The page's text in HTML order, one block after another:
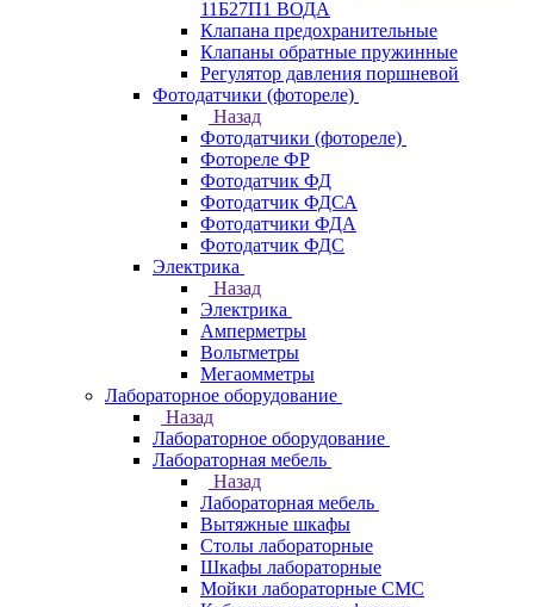
11Б27П1 ВОДА
Клапана предохранительные
Клапаны обратные пружинные
Регулятор давления поршневой
Фотодатчики (фотореле)
Назад
Фотодатчики (фотореле)
Фотореле ФР
Фотодатчик ФД
Фотодатчик ФДСА
Фотодатчики ФДА
Фотодатчик ФДС
Электрика
Назад
Электрика
Амперметры
Вольтметры
Мегаомметры
Лабораторное оборудование
Назад
Лабораторное оборудование
Лабораторная мебель
Назад
Лабораторная мебель
Вытяжные шкафы
Столы лабораторные
Шкафы лабораторные
Мойки лабораторные СМС